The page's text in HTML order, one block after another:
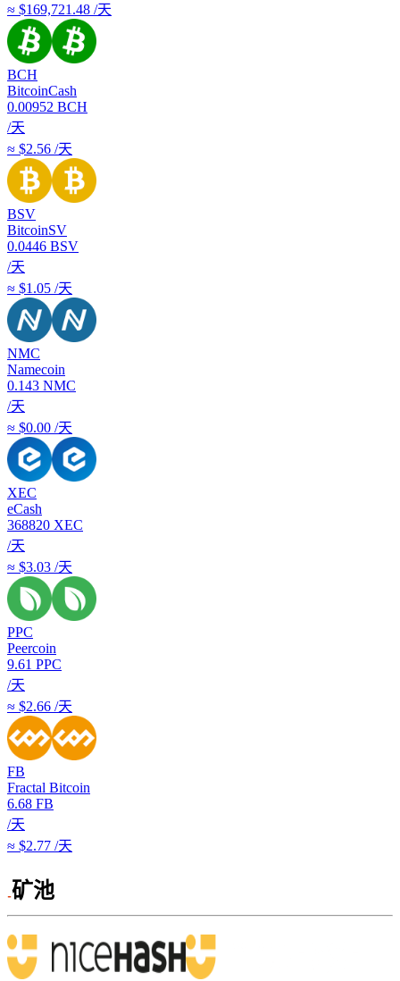
≈ $169,721.48 /天
BCH
BitcoinCash
0.00952 BCH
/天
≈ $2.56 /天
BSV
BitcoinSV
0.0446 BSV
/天
≈ $1.05 /天
NMC
Namecoin
0.143 NMC
/天
≈ $0.00 /天
XEC
eCash
368820 XEC
/天
≈ $3.03 /天
PPC
Peercoin
9.61 PPC
/天
≈ $2.66 /天
FB
Fractal Bitcoin
6.68 FB
/天
≈ $2.77 /天
矿池